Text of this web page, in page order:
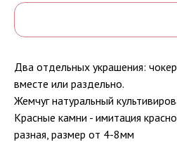
Два отдельных украшения:
вместе или раздельно.
Жемчуг натуральный
Красные камни - имитация
разная, размер от 4-8мм